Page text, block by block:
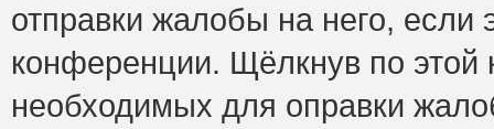
отправки жалобы на него,
конференции. Щёлкнув по этой
необходимых для оправки